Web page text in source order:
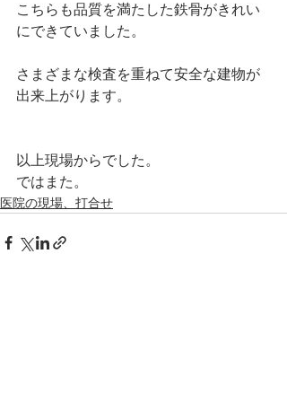
こちらも品質を満たした鉄骨がきれい
にできていました。
さまざまな検査を重ねて安全な建物が
出来上がります。
以上現場からでした。
ではまた。
医院の現場、打合せ